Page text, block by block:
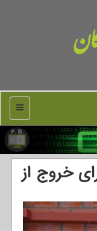
منو
خروج از